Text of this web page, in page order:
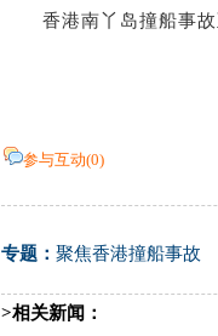
香港南丫岛撞船事故
参与互动(0)
专题： 聚焦香港撞船事故
>相关新闻：